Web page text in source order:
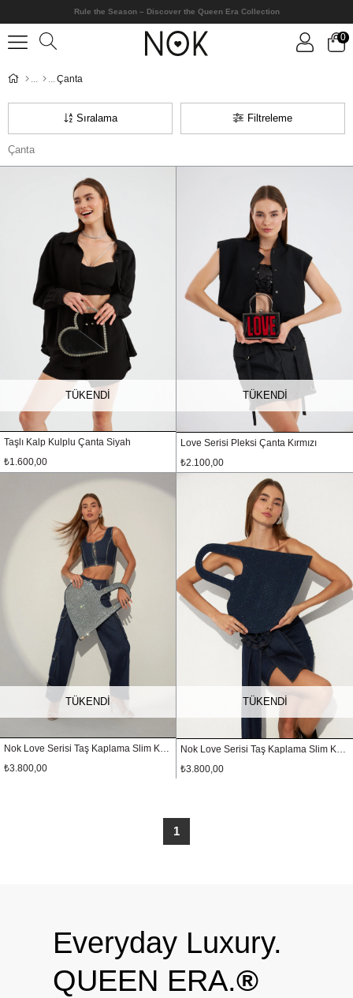
Rule the Season – Discover the Queen Era Collection
0
Çanta
Filtreleme
Sıralama
Çanta
TÜKENDI
Taşlı Kalp Kulplu Çanta Siyah
₺1.600,00
TÜKENDI
Love Serisi Pleksi Çanta Kırmızı
₺2.100,00
TÜKENDI
₺3.800,00
TÜKENDI
Nok Love Serisi Taş Kaplama Slim Kol Çantası Blue Denim Blue Diamond
₺3.800,00
1
Everyday Luxury.
QUEEN ERA.®